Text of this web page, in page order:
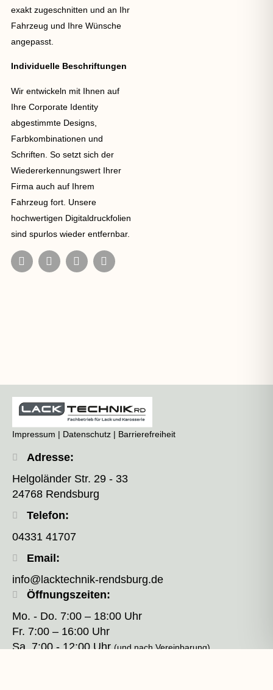
exakt zugeschnitten und an Ihr
Fahrzeug und Ihre Wünsche
angepasst.
Individuelle Beschriftungen
Wir entwickeln mit Ihnen auf
Ihre Corporate Identity
abgestimmte Designs,
Farbkombinationen und
Schriften. So setzt sich der
Wiedererkennungswert Ihrer
Firma auch auf Ihrem
Fahrzeug fort. Unsere
hochwertigen Digitaldruckfolien
sind spurlos wieder entfernbar.
Impressum | Datenschutz | Barrierefreiheit
Adresse:
Helgoländer Str. 29 - 33
24768 Rendsburg
Telefon:
04331 41707
Email:
info@lacktechnik-rendsburg.de
Öffnungszeiten:
Mo. - Do. 7:00 – 18:00 Uhr
Fr. 7:00 – 16:00 Uhr
Sa. 7:00 - 12:00 Uhr(und nach Vereinbarung)